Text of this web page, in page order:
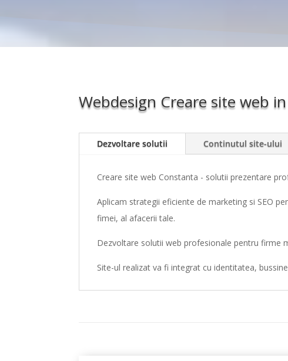
Webdesign Creare site web
Dezvoltare solutii Continutul site-ului
Creare site web Constanta - solutii prezentare
Aplicam strategii eficiente de marketing si SEO
fimei, al afacerii tale.
Dezvoltare solutii web profesionale pentru firme
Site-ul realizat va fi integrat cu identitatea,